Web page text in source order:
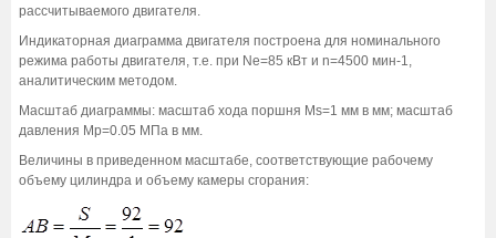
рассчитываемого двигателя.
Индикаторная диаграмма двигателя построена для номинального
режима работы двигателя, т.е. при Ne=85 кВт и n=4500 мин-1,
аналитическим методом.
Масштаб диаграммы: масштаб хода поршня Ms=1 мм в мм; масштаб
давления Mp=0.05 МПа в мм.
Величины в приведенном масштабе, соответствующие рабочему
объему цилиндра и объему камеры сгорания: